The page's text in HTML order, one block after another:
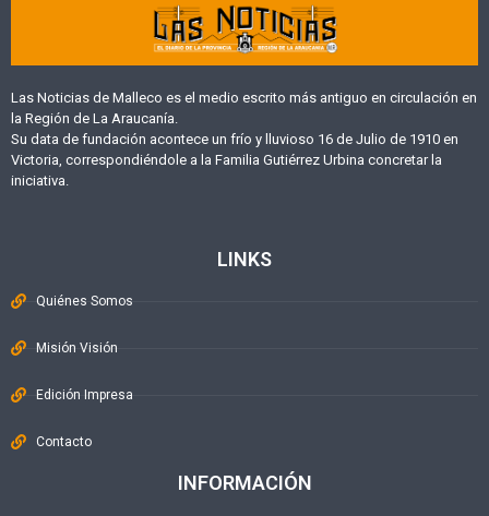
Las Noticias de Malleco es el medio escrito más antiguo en circulación en
la Región de La Araucanía.
Su data de fundación acontece un frío y lluvioso 16 de Julio de 1910 en
Victoria, correspondiéndole a la Familia Gutiérrez Urbina concretar la
iniciativa.
LINKS
Quiénes Somos
Misión Visión
Edición Impresa
Contacto
INFORMACIÓN